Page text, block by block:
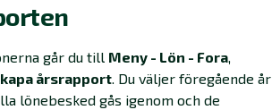
går du till Meny - Lön - Fora,
årsrapport. Du väljer föregående år
lönebesked gås igenom och de